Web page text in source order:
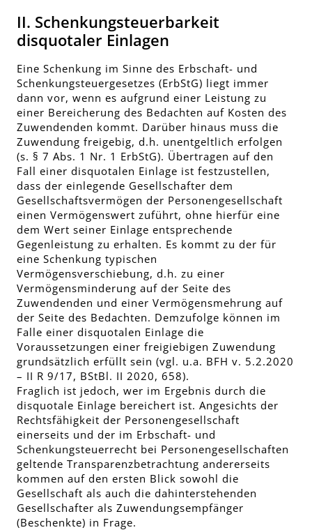
II. Schenkungsteuerbarkeit
disquotaler Einlagen
Eine Schenkung im Sinne des Erbschaft- und
Schenkungsteuergesetzes (ErbStG) liegt immer
dann vor, wenn es aufgrund einer Leistung zu
einer Bereicherung des Bedachten auf Kosten des
Zuwendenden kommt. Darüber hinaus muss die
Zuwendung freigebig, d.h. unentgeltlich erfolgen
(s. § 7 Abs. 1 Nr. 1 ErbStG). Übertragen auf den
Fall einer disquotalen Einlage ist festzustellen,
dass der einlegende Gesellschafter dem
Gesellschaftsvermögen der Personengesellschaft
einen Vermögenswert zuführt, ohne hierfür eine
dem Wert seiner Einlage entsprechende
Gegenleistung zu erhalten. Es kommt zu der für
eine Schenkung typischen
Vermögensverschiebung, d.h. zu einer
Vermögensminderung auf der Seite des
Zuwendenden und einer Vermögensmehrung auf
der Seite des Bedachten. Demzufolge können im
Falle einer disquotalen Einlage die
Voraussetzungen einer freigiebigen Zuwendung
grundsätzlich erfüllt sein (vgl. u.a. BFH v. 5.2.2020
– II R 9/17, BStBl. II 2020, 658).
Fraglich ist jedoch, wer im Ergebnis durch die
disquotale Einlage bereichert ist. Angesichts der
Rechtsfähigkeit der Personengesellschaft
einerseits und der im Erbschaft- und
Schenkungsteuerrecht bei Personengesellschaften
geltende Transparenzbetrachtung andererseits
kommen auf den ersten Blick sowohl die
Gesellschaft als auch die dahinterstehenden
Gesellschafter als Zuwendungsempfänger
(Beschenkte) in Frage.